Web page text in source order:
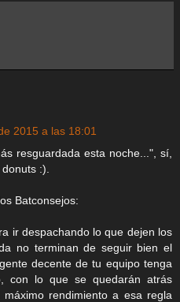
2015 a las 18:01
resguardada esta noche...", sí,
:).
Batconsejos:
ir despachando lo que dejen los
no terminan de seguir bien el
decente de tu equipo tenga
con lo que se quedarán atrás
rendimiento a esa regla